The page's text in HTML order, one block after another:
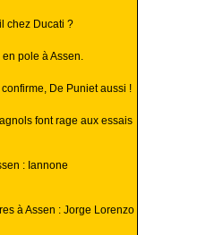
chez Ducati ?
pole à Assen.
De Puniet aussi !
font rage aux essais
: Iannone
à Assen : Jorge Lorenzo